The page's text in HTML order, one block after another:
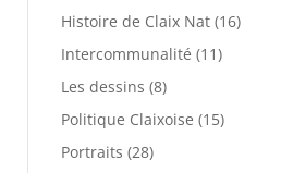
Histoire de Claix Nat(16)
Intercommunalité (11)
Les dessins (8)
Politique Claixoise (15)
Portraits (28)